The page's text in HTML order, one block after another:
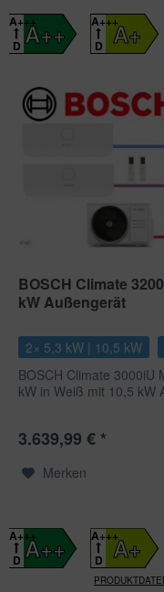
A++
A+++
D
A+
A+++
D
BOSCH Climate
kW Außengerät
2× 5,3 kW | 10,5 kW
BOSCH Climate 3000iU
kW in Weiß mit 10,5 kW
3.639,99 € *
Merken
A++
A+++
D
A+
A+++
D